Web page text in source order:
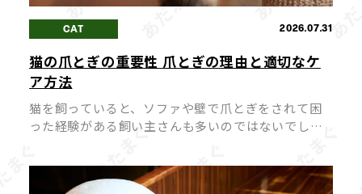
CAT 2026.07.31
猫の爪とぎの重要性 爪とぎの理由と適切なケ
ア方法
猫を飼っていると、ソファや壁で爪とぎをされて困
った経験がある飼い主さんも多いのではないでしょ
す。 爪とぎを無理にやめさせようとす […]